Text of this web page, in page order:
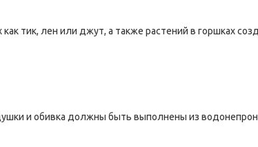
тик, лен или джут, а также растений в горшках
и обивка должны быть выполнены из